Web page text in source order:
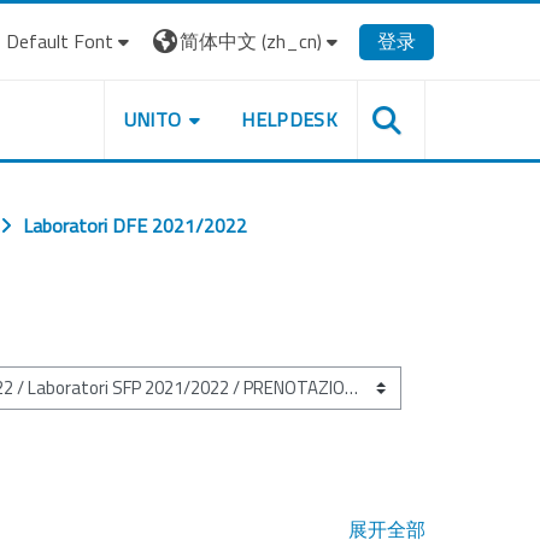
Default Font 简体中文 ‎(zh_cn)‎ 登录
UNITO HELPDESK
Laboratori DFE 2021/2022
展开全部